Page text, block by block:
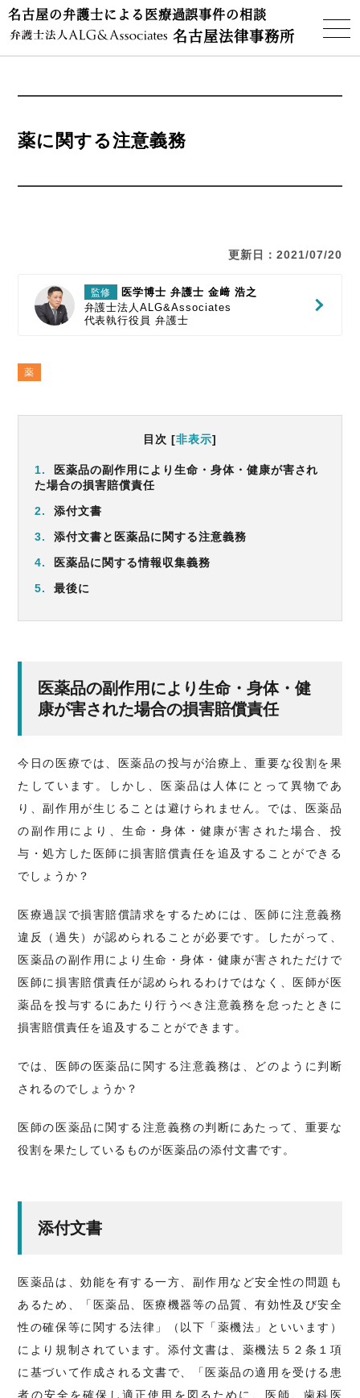
名古屋の弁護士による医療過誤事件の相談
名古屋法律事務所
薬に関する注意義務
更新日：2021/07/20
監修
医学博士 弁護士 金﨑 浩之
弁護士法人ALG&Associates
代表執行役員弁護士
薬
目次 [非表示]
1.
医薬品の副作用により生命・身体・健康が害され
た場合の損害賠償責任
2.
添付文書
3.
添付文書と医薬品に関する注意義務
4.
医薬品に関する情報収集義務
5.
最後に
医薬品の副作用により生命・身体・健
康が害された場合の損害賠償責任
今日の医療では、医薬品の投与が治療上、重要な役割を果
たしています。しかし、医薬品は人体にとって異物であ
り、副作用が生じることは避けられません。では、医薬品
の副作用により、生命・身体・健康が害された場合、投
与・処方した医師に損害賠償責任を追及することができる
でしょうか？
医療過誤で損害賠償請求をするためには、医師に注意義務
違反（過失）が認められることが必要です。したがって、
医薬品の副作用により生命・身体・健康が害されただけで
医師に損害賠償責任が認められるわけではなく、医師が医
薬品を投与するにあたり行うべき注意義務を怠ったときに
損害賠償責任を追及することができます。
では、医師の医薬品に関する注意義務は、どのように判断
されるのでしょうか？
医師の医薬品に関する注意義務の判断にあたって、重要な
役割を果たしているものが医薬品の添付文書です。
添付文書
医薬品は、効能を有する一方、副作用など安全性の問題も
あるため、「医薬品、医療機器等の品質、有効性及び安全
性の確保等に関する法律」（以下「薬機法」といいます）
により規制されています。添付文書は、薬機法５２条１項
に基づいて作成される文書で、「医薬品の適用を受ける患
者の安全を確保し適正使用を図るために、医師、歯科医